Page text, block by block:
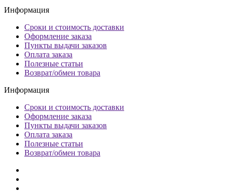
Информация
Сроки и стоимость доставки
Оформление заказа
Пункты выдачи заказов
Оплата заказа
Полезные статьи
Возврат/обмен товара
Информация
Сроки и стоимость доставки
Оформление заказа
Пункты выдачи заказов
Оплата заказа
Полезные статьи
Возврат/обмен товара